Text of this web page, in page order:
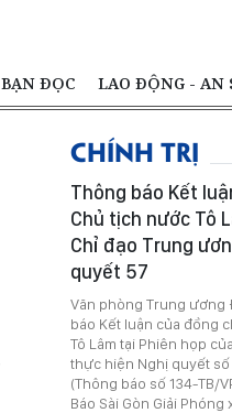
BẠN ĐỌC LAO ĐỘNG - AN
CHÍNH TRỊ
Thông báo Kết
Chủ tịch nước Tô
Chỉ đạo Trung
quyết 57
Văn phòng Trung ương
báo Kết luận của đồng
Tô Lâm tại Phiên họp
thực hiện Nghị quyết số
(Thông báo số 134-TB/
Báo Sài Gòn Giải